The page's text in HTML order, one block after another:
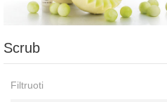
Scrub
Filtruoti